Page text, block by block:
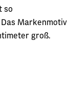
so
Markenmotiv
groß.